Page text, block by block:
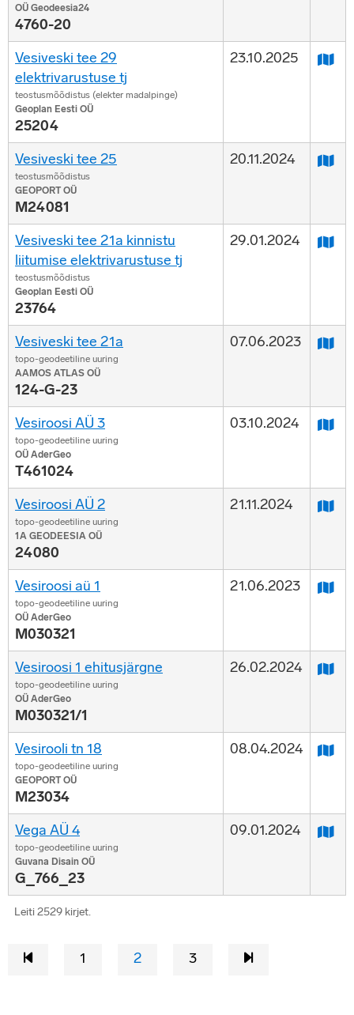
OÜ Geodeesia24
4760-20
Vesiveski tee 29
elektrivarustuse tj
teostusmõõdistus (elekter madalpinge)
Geoplan Eesti OÜ
25204
23.10.2025
Vesiveski tee 25
teostusmõõdistus
GEOPORT OÜ
M24081
20.11.2024
Vesiveski tee 21a kinnistu
liitumise elektrivarustuse tj
teostusmõõdistus
Geoplan Eesti OÜ
23764
29.01.2024
Vesiveski tee 21a
topo-geodeetiline uuring
AAMOS ATLAS OÜ
124-G-23
07.06.2023
Vesiroosi AÜ 3
topo-geodeetiline uuring
OÜ AderGeo
T461024
03.10.2024
Vesiroosi AÜ 2
topo-geodeetiline uuring
1A GEODEESIA OÜ
24080
21.11.2024
Vesiroosi aü 1
topo-geodeetiline uuring
OÜ AderGeo
M030321
21.06.2023
Vesiroosi 1 ehitusjärgne
topo-geodeetiline uuring
OÜ AderGeo
M030321/1
26.02.2024
Vesirooli tn 18
topo-geodeetiline uuring
GEOPORT OÜ
M23034
08.04.2024
Vega AÜ 4
topo-geodeetiline uuring
Guvana Disain OÜ
G_766_23
09.01.2024
Leiti 2529 kirjet.
1 2 3